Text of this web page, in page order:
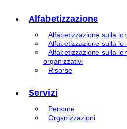
Alfabetizzazione
Alfabetizzazione sulla
Alfabetizzazione sulla
Alfabetizzazione sulla
organizzativi
Risorse
Servizi
Persone
Organizzazioni